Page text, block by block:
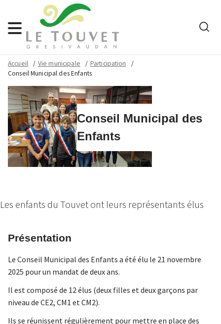
Menu
Accueil Vie municipale
Participation
Conseil Municipal des Enfants
Conseil Municipal des
Enfants
Les enfants du Touvet ont leurs représentants élus
Présentation
Le Conseil Municipal des Enfants a été élu le 21 novembre
2025 pour un mandat de deux ans.
Il est composé de 12 élus (deux filles et deux garçons par
niveau de CE2, CM1 et CM2).
Ils se réunissent régulièrement pour mettre en place des